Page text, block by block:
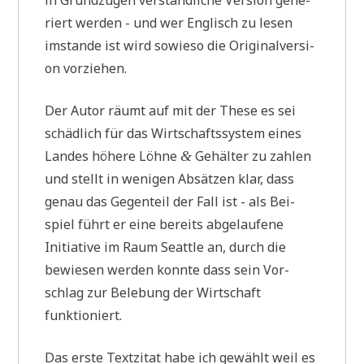
n
d
r
v
r
R
u
s
l
a
d
m
t
e
riert wer­den - und wer Eng­lisch zu lesen
imstan­de ist wird sowie­so die Ori­gi­nal­ver­si­
on vorziehen.
Der Autor räumt auf mit der The­se es sei
schäd­lich für das Wirt­schafts­sy­stem eines
Lan­des höhe­re Löh­ne& Gehäl­ter zu zah­len
und stellt in weni­gen Absät­zen klar, dass
genau das Gegen­teil der Fall ist - als Bei­
spiel führt er eine bereits abge­lau­fe­ne
Initia­ti­ve im Raum Seat­tle an, durch die
bewie­sen wer­den konn­te dass sein Vor­
schlag zur Bele­bung der Wirt­schaft
funktioniert.
Das erste Text­zi­tat habe ich gewählt weil es